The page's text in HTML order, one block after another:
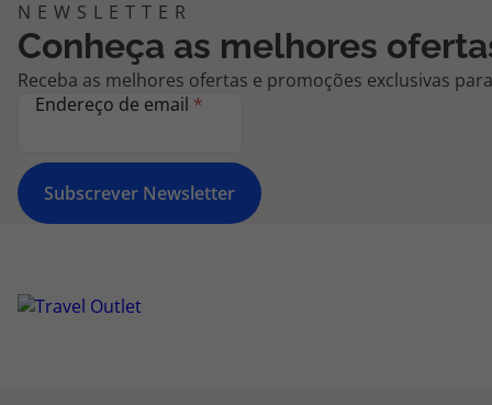
Conheça as melhores
Receba as melhores ofertas e promoções exclusivas
Endereço de email *
Subscrever Newsletter